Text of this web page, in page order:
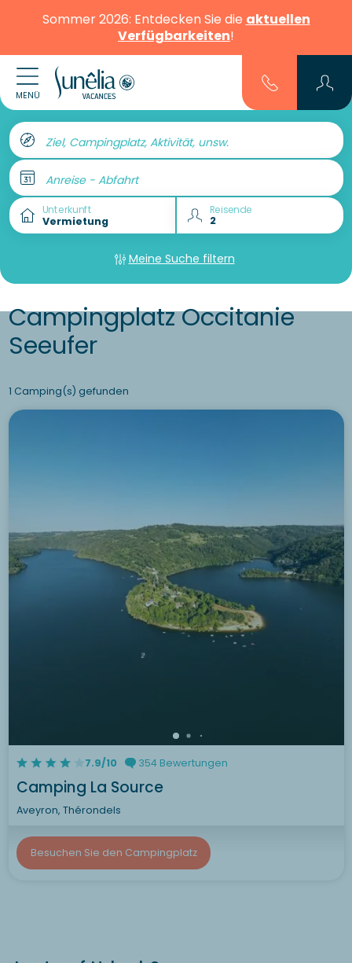
Sommer 2026: Entdecken Sie die aktuellen
Verfügbarkeiten!
MENÜ
Ziel, Campingplatz, Aktivität, unsw.
Anreise - Abfahrt
Unterkunft Reisende
Meine Suche filtern
Campingplatz Occitanie
Seeufer
1 Camping(s) gefunden
7.9/10 354 Bewertungen
Camping La Source
Aveyron, Thérondels
Besuchen Sie den Campingplatz